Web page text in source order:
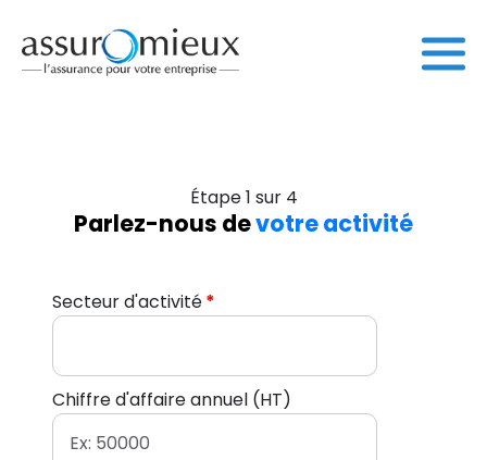
Étape 1 sur 4
Parlez-nous devotre activité
Secteur d'activité
Chiffre d'affaire annuel (HT)